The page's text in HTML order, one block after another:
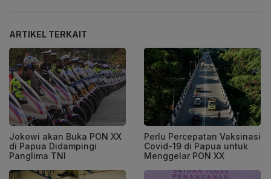
ARTIKEL TERKAIT
Jokowi akan Buka PON XX
di Papua Didampingi
Panglima TNI
Perlu Percepatan Vaksinasi
Covid-19 di Papua untuk
Menggelar PON XX